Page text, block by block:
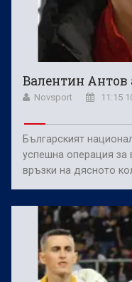
Валентин Антов
Novsport 11:15
Българският
успешна операция за
връзки на дясното